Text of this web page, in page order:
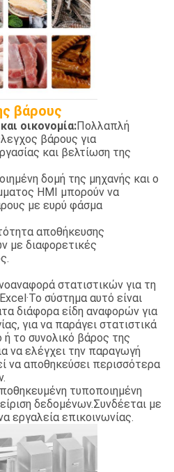
βάρους
οικονομία:Πολλαπλή
βάρους για
και βελτίωση της
δομή της μηχανής και ο
HMI μπορούν να
με ευρύ φάσμα
αποθήκευσης
με διαφορετικές
αναφορά στατιστικών για τη
σύστημα αυτό είναι
διάφορα είδη αναφορών για
για να παράγει στατιστικά
ή το συνολικό βάρος της
να ελέγχει την παραγωγή
να αποθηκεύσει περισσότερα
τυποποιημένη
δεδομένων.Συνδέεται με
εργαλεία επικοινωνίας.